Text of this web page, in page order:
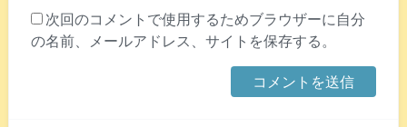
次回のコメントで使用するためブラウザーに自分
の名前、メールアドレス、サイトを保存する。